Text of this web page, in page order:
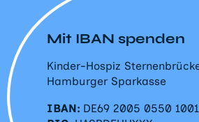
Mit IBAN spenden
Kinder-Hospiz
Hamburger Sparkasse
IBAN: DE69 2005 0550